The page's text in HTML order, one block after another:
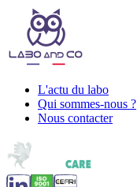
L'actu du labo
Qui sommes-nous ?
Nous contacter